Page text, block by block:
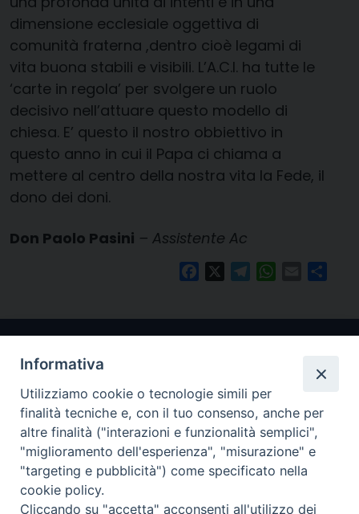
dimensione ecclesiale oggettiva di
comunità fraterna ,dentro cioè legami di
vita buona stabili e visibili. L’A.C.I. ha tutte le
‘carte in regola’ per svolgere un ruolo
decisivo nell’attuare questo modello di
chiesa. E’ questo il nostro obbiettivo in
questo anno in cui il Papa ci chiama a
mettere al centro della nostra vita la Fede, il
dono dei doni.
Don Paolo Pasini – Assistente Ac
FacebookTelegramWhatsApp
Email
Arcidiocesi di Ravenna-Cervia
CONTATTI
Informativa
Utilizziamo cookie o tecnologie simili per
finalità tecniche e, con il tuo consenso, anche per
altre finalità ("interazioni e funzionalità semplici",
"miglioramento dell'esperienza", "misurazione" e
"targeting e pubblicità") come specificato nella
cookie policy.
Cliccando su "accetta" acconsenti all'utilizzo dei